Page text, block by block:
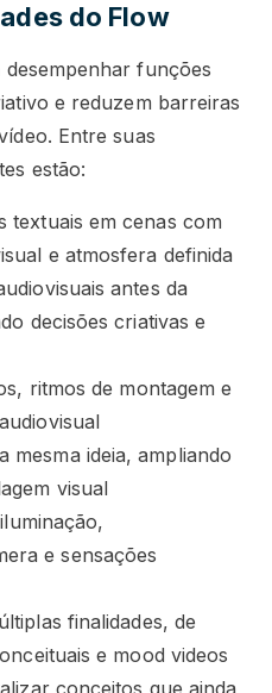
do Flow
funções
e reduzem barreiras
Entre suas
estão:
textuais em cenas com
e atmosfera definida
antes da
decisões criativas e
ritmos de montagem e
mesma ideia, ampliando
visual
e sensações
finalidades, de
e mood videos